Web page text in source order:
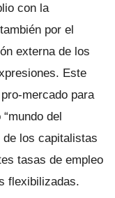
con la
por el
externa de los
Este
mercado para
del
los capitalistas
tasas de empleo
flexibilizadas.